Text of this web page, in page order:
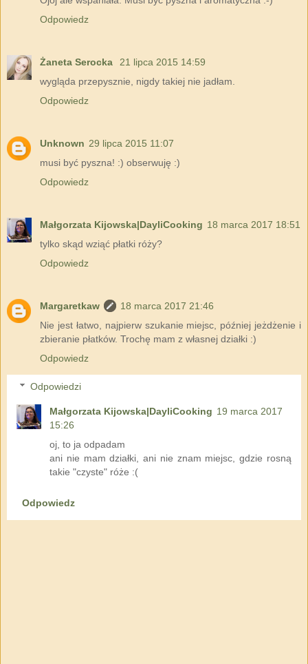
Odpowiedz
Żaneta Serocka
21 lipca 2015 14:59
wygląda przepysznie, nigdy takiej nie jadłam.
Odpowiedz
Unknown 29 lipca 2015 11:07
musi być pyszna! :) obserwuję :)
Odpowiedz
Małgorzata Kijowska|DayliCooking 18 marca 2017 18:51
tylko skąd wziąć płatki róży?
Odpowiedz
Margaretkaw
18 marca 2017 21:46
Nie jest łatwo, najpierw szukanie miejsc, później jeżdżenie i
zbieranie płatków. Trochę mam z własnej działki :)
Odpowiedz
Odpowiedzi
Małgorzata Kijowska|DayliCooking 19 marca 2017
15:26
oj, to ja odpadam
ani nie mam działki, ani nie znam miejsc, gdzie rosną
takie "czyste" róże :(
Odpowiedz